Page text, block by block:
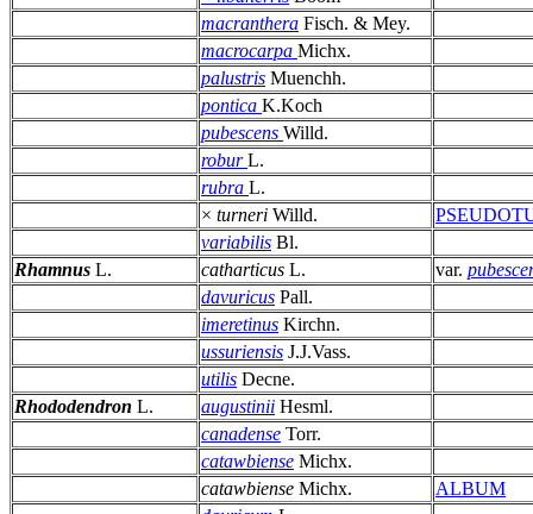
macranthera Fisch. & Mey.
macrocarpa Michx.
palustris Muenchh.
pontica K.Koch
pubescens Willd.
roburL.
rubra L.
× turneri Willd.
variabilis Bl.
Rhamnus L. catharticus L. var.
davuricus Pall.
imeretinus Kirchn.
ussuriensis J.J.Vass.
utilis Decne.
Rhododendron L. augustinii Hesml.
canadense Torr.
catawbiense Michx.
catawbiense Michx.
ALBUM